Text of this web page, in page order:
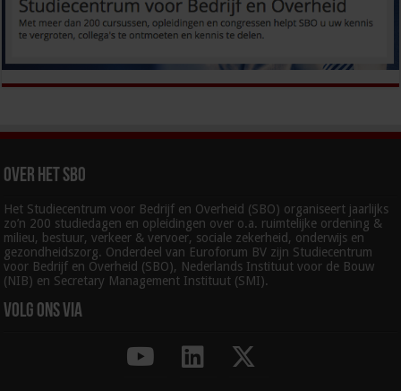
Over het SBO
Het Studiecentrum voor Bedrijf en Overheid (SBO) organiseert jaarlijks
zo’n 200 studiedagen en opleidingen over o.a. ruimtelijke ordening &
milieu, bestuur, verkeer & vervoer, sociale zekerheid, onderwijs en
gezondheidszorg. Onderdeel van Euroforum BV zijn Studiecentrum
voor Bedrijf en Overheid (SBO), Nederlands Instituut voor de Bouw
(NIB) en Secretary Management Instituut (SMI).
Volg ons via